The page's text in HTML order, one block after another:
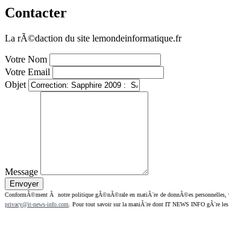
Contacter
La rÃ©daction du site lemondeinformatique.fr
Votre Nom
Votre Email
Objet
Message
ConformÃ©ment Ã notre politique gÃ©nÃ©rale en matiÃ¨re de donnÃ©es personnelles,
privacy@it-news-info.com . Pour tout savoir sur la maniÃ¨re dont IT NEWS INFO gÃ¨re